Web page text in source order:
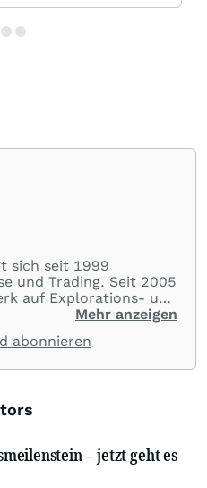
sich seit 1999
und Trading. Seit 2005
auf Explorations- und
analysiert täglich die
wallstreet:online aktiv.
Mehr anzeigen
abonnieren
– jetzt geht es